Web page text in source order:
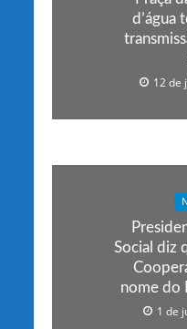
d’água
12 de
Social diz
nome do
1 de